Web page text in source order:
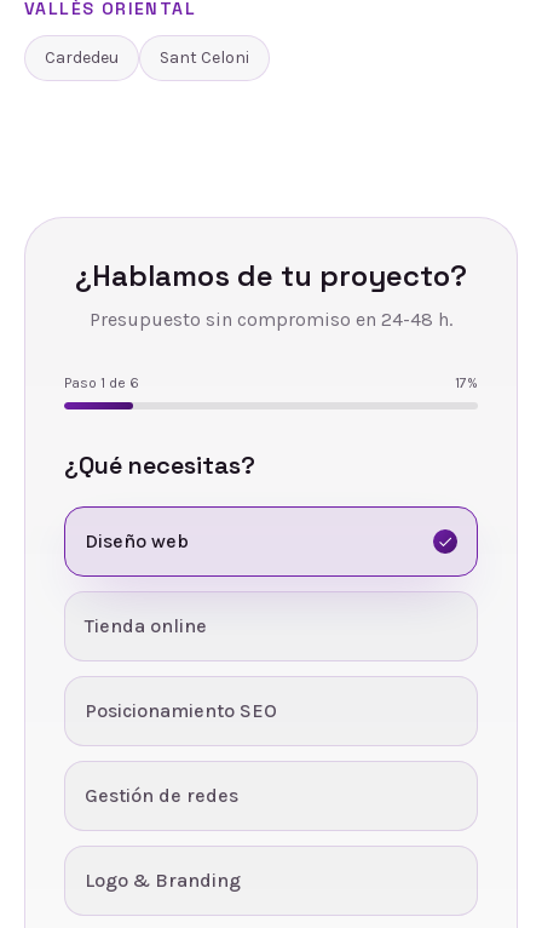
VALLÈS ORIENTAL
Cardedeu Sant Celoni
¿Hablamos de tu proyecto?
Presupuesto sin compromiso en 24-48 h.
Paso 1 de 6 17%
¿Qué necesitas?
Diseño web
Tienda online
Posicionamiento SEO
Gestión de redes
Logo & Branding